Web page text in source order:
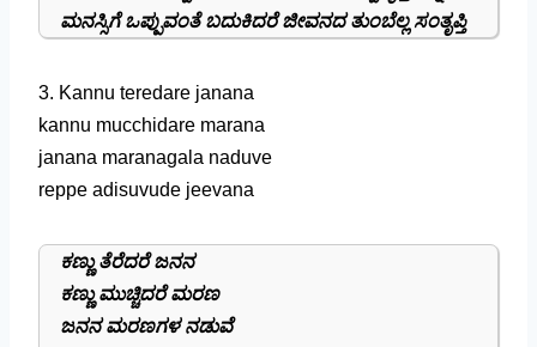
ಮನಸ್ಸಿಗೆ ಒಪ್ಪುವಂತೆ ಬದುಕಿದರೆ ಜೀವನದ ತುಂಬೆಲ್ಲ ಸಂತೃಪ್ತಿ
3. Kannu teredare janana
kannu mucchidare marana
janana maranagala naduve
reppe adisuvude jeevana
ಕಣ್ಣು ತೆರೆದರೆ ಜನನ
ಕಣ್ಣು ಮುಚ್ಚಿದರೆ ಮರಣ
ಜನನ ಮರಣಗಳ ನಡುವೆ